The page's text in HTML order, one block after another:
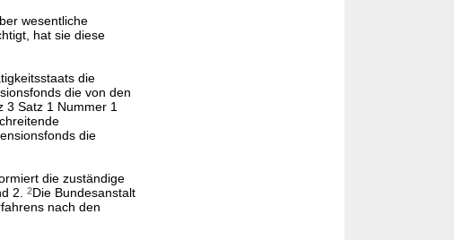
wesentliche
hat sie diese
die
die von den
3 Satz 1 Nummer 1
die
die zuständige
2.
2Die Bundesanstalt
nach den